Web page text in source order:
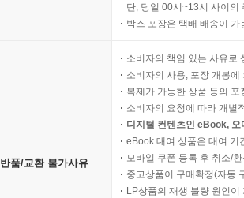
단, 당일 00시~13시 사이의
박스 포장은 택배 배송이
반품/교환 불가사유
소비자의 책임 있는 사유로
소비자의 사용, 포장 개봉
복제가 가능한 상품 등의
소비자의 요청에 따라 개별
디지털 컨텐츠인 eBook,
eBook 대여 상품은 대여 기
모바일 쿠폰 등록 후 취소/
중고상품이 구매확정(자동
LP상품의 재생 불량 원인